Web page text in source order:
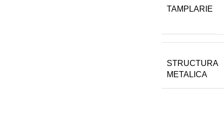
TAMPLARIE
STRUCTURA
METALICA